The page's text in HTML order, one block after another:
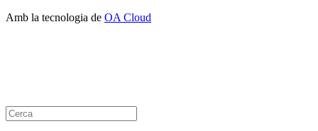
Amb la tecnologia de OA Cloud